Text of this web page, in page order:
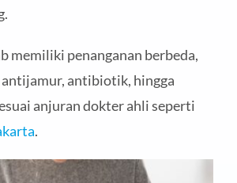
memiliki penanganan berbeda,
antibiotik, hingga
anjuran dokter ahli seperti
.